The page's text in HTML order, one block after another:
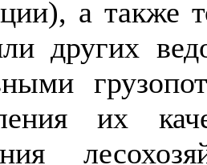
), а также
других вед
грузопо
их
ия лесохозя